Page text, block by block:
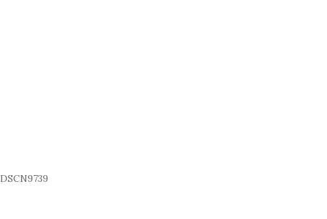
DSCN9739